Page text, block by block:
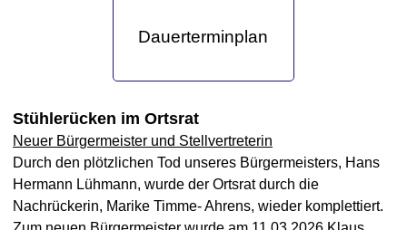
Dauerterminplan
Stühlerücken im Ortsrat
Neuer Bürgermeister und Stellvertreterin
Durch den plötzlichen Tod unseres Bürgermeisters, Hans
Hermann Lühmann, wurde der Ortsrat durch die
Nachrückerin, Marike Timme- Ahrens, wieder komplettiert.